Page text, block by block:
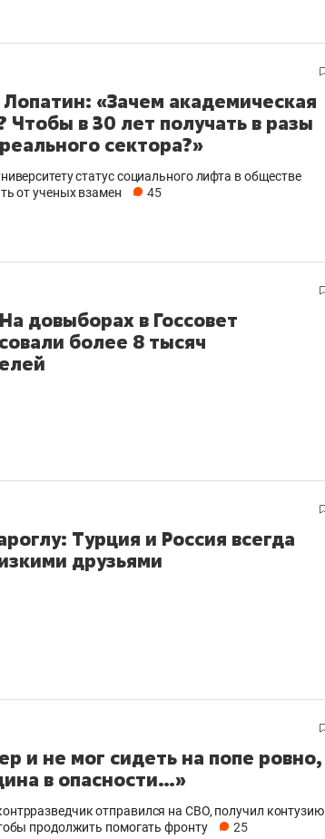
«Зачем академическая
Чтобы в 30 лет получать в разы
сектора?»
статус социального лифта в обществе
от ученых взамен
45
довыборах в Госсовет
более 8 тысяч
Турция и Россия всегда
друзьями
и не мог сидеть на попе ровно,
в опасности…»
отправился на СВО, получил контузию
продолжить помогать фронту
25